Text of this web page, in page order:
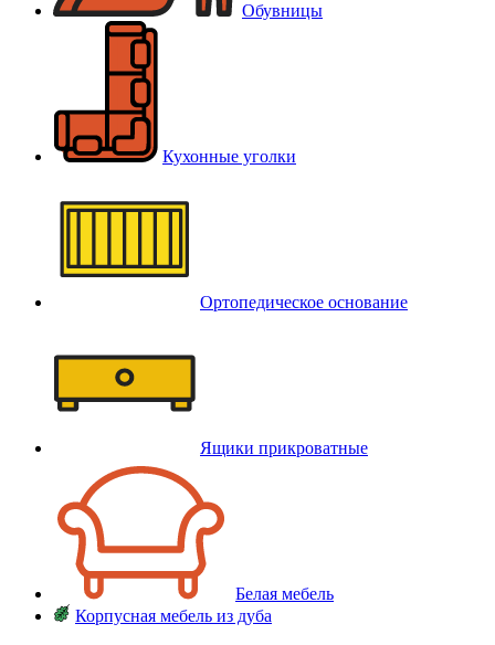
Обувницы
Кухонные уголки
Ортопедическое основание
Ящики прикроватные
Белая мебель
Корпусная мебель из дуба